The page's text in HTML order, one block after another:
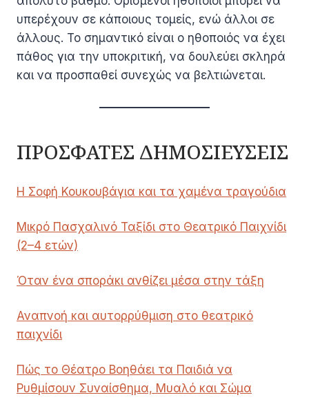
υπερέχουν σε κάποιους τομείς, ενώ άλλοι σε
άλλους. Το σημαντικό είναι ο ηθοποιός να έχει
πάθος για την υποκριτική, να δουλεύει σκληρά
και να προσπαθεί συνεχώς να βελτιώνεται.
ΠΡΟΣΦΑΤΕΣ ΔΗΜΟΣΙΕΥΣΕΙΣ
Η Σοφή Κουκουβάγια και τα χαμένα τραγούδια
Μικρό Πασχαλινό Ταξίδι στο Θεατρικό Παιχνίδι
(2–4 ετών)
Όταν ένα σποράκι ανθίζει μέσα στην τάξη
Αναπνοή και αυτορρύθμιση στο θεατρικό
παιχνίδι
Πώς το Θέατρο Βοηθάει τα Παιδιά να
Ρυθμίσουν Συναίσθημα, Μυαλό και Σώμα